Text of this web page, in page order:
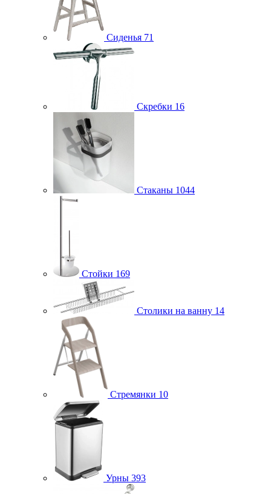
Сиденья 71
Скребки 16
Стаканы 1044
Стойки 169
Столики на ванну 14
Стремянки 10
Урны 393